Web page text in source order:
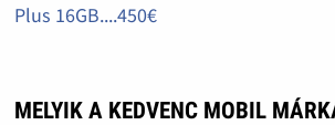
Plus 16GB....450€
MELYIK A KEDVENC MOBIL